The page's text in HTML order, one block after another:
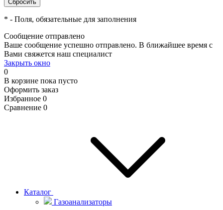
* - Поля, обязательные для заполнения
Сообщение отправлено
Ваше сообщение успешно отправлено. В ближайшее время с
Вами свяжется наш специалист
Закрыть окно
0
В корзине пока пусто
Оформить заказ
Избранное 0
Сравнение 0
Каталог
Газоанализаторы